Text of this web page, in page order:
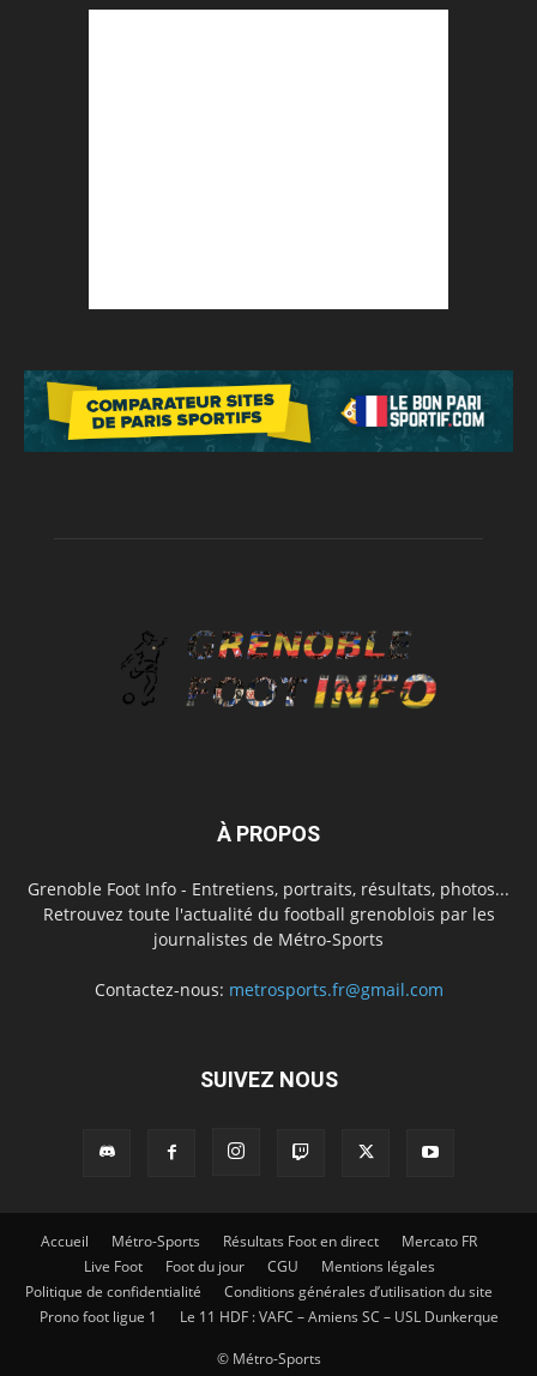
À PROPOS
Grenoble Foot Info - Entretiens, portraits, résultats, photos...
Retrouvez toute l'actualité du football grenoblois par les
journalistes de Métro-Sports
Contactez-nous: metrosports.fr@gmail.com
SUIVEZ NOUS
Accueil Métro-Sports Résultats Foot en direct
Mercato FR
Live Foot
Foot du jour CGU
Mentions légales
Politique de confidentialité
Conditions générales d’utilisation du site
Prono foot ligue 1
Le 11 HDF : VAFC – Amiens SC – USL Dunkerque
© Métro-Sports